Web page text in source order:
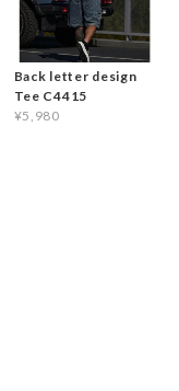
Back letter design
Tee C4415
¥5,980